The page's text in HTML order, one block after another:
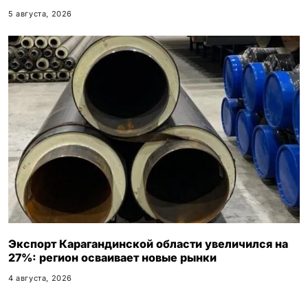
5 августа, 2026
Экспорт Карагандинской области увеличился на
27%: регион осваивает новые рынки
4 августа, 2026